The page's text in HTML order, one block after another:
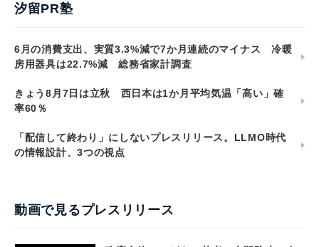
汐留PR塾
6月の消費支出、実質3.3%減で7か月連続のマイナス 冷暖
房用器具は22.7%減 総務省家計調査
きょう8月7日は立秋 西日本は1か月平均気温「高い」確
率60％
「配信して終わり」にしないプレスリリース。LLMO時代
の情報設計、3つの視点
動画で見るプレスリリース